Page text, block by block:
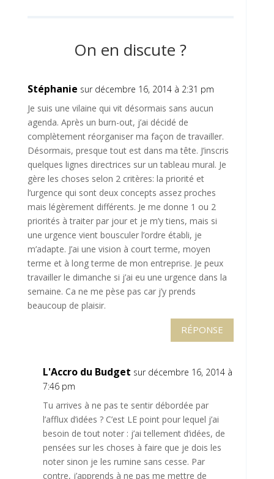
On en discute ?
Stéphanie sur décembre 16, 2014 à 2:31 pm
Je suis une vilaine qui vit désormais sans aucun
agenda. Après un burn-out, j’ai décidé de
complètement réorganiser ma façon de travailler.
Désormais, presque tout est dans ma tête. J’inscris
quelques lignes directrices sur un tableau mural. Je
gère les choses selon 2 critères: la priorité et
l’urgence qui sont deux concepts assez proches
mais légèrement différents. Je me donne 1 ou 2
priorités à traiter par jour et je m’y tiens, mais si
une urgence vient bousculer l’ordre établi, je
m’adapte. J’ai une vision à court terme, moyen
terme et à long terme de mon entreprise. Je peux
travailler le dimanche si j’ai eu une urgence dans la
semaine. Ca ne me pèse pas car j’y prends
beaucoup de plaisir.
RÉPONSE
L'Accro du Budget sur décembre 16, 2014 à
7:46 pm
Tu arrives à ne pas te sentir débordée par
l’afflux d’idées ? C’est LE point pour lequel j’ai
besoin de tout noter : j’ai tellement d’idées, de
pensées sur les choses à faire que je dois les
noter sinon je les rumine sans cesse. Par
contre, j’apprends à ne pas me mettre de